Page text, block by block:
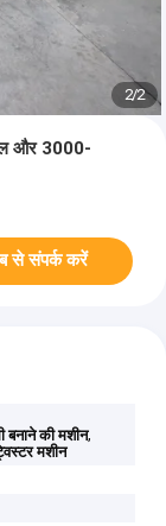
2/2
और 3000-
से संपर्क करें
की मशीन,
मशीन